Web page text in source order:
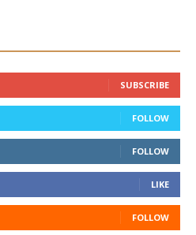
SUBSCRIBE
FOLLOW
FOLLOW
LIKE
FOLLOW